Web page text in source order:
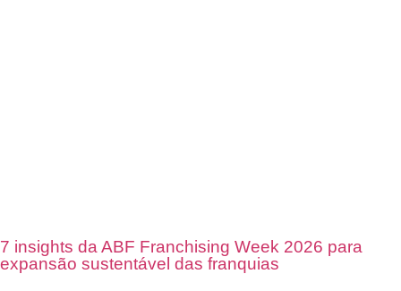
7 insights da ABF Franchising Week 2026 para
expansão sustentável das franquias